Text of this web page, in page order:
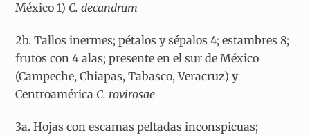
México 1) C. decandrum
2b. Tallos inermes; pétalos y sépalos 4; estambres 8;
frutos con 4 alas; presente en el sur de México
(Campeche, Chiapas, Tabasco, Veracruz) y
Centroamérica C. rovirosae
3a. Hojas con escamas peltadas inconspicuas;